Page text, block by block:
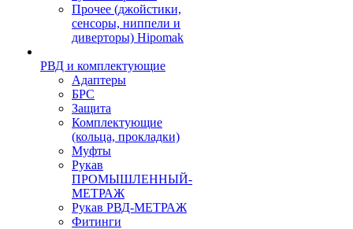
Прочее (джойстики,
сенсоры, ниппели и
диверторы) Hipomak
РВД и комплектующие
Адаптеры
БРС
Защита
Комплектующие
(кольца, прокладки)
Муфты
Рукав
ПРОМЫШЛЕННЫЙ-
МЕТРАЖ
Рукав РВД-МЕТРАЖ
Фитинги